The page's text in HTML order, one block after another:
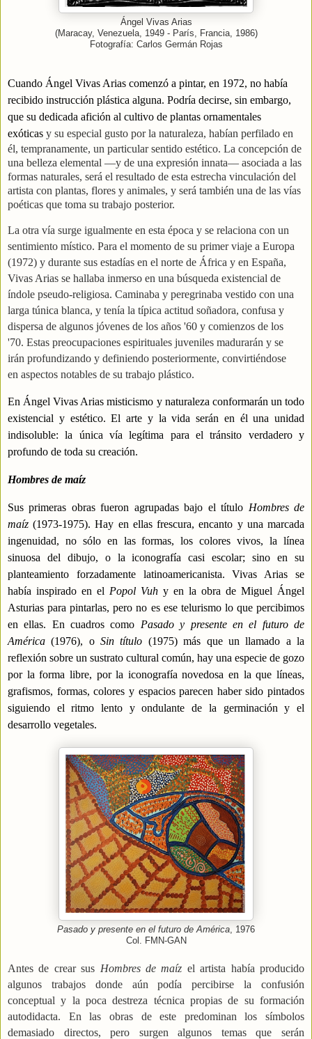
Ángel Vivas Arias
(Maracay, Venezuela, 1949 - París, Francia, 1986)
Fotografía: Carlos Germán Rojas
Cuando Ángel Vivas Arias comenzó a pintar, en 1972, no había
recibido instrucción plástica alguna. Podría decirse, sin embargo,
que su dedicada afición al cultivo de plantas ornamentales
exóticas y su especial gusto por la naturaleza, habían perfilado en
él, tempranamente, un particular sentido estético. La concepción de
una belleza elemental —y de una expresión innata— asociada a las
formas naturales, será el resultado de esta estrecha vinculación del
artista con plantas, flores y animales, y será también una de las vías
poéticas que toma su trabajo posterior.
La otra vía surge igualmente en esta época y se relaciona con un
sentimiento místico. Para el momento de su primer viaje a Europa
(1972) y durante sus estadías en el norte de África y en España,
Vivas Arias se hallaba inmerso en una búsqueda existencial de
índole pseudo-religiosa. Caminaba y peregrinaba vestido con una
larga túnica blanca, y tenía la típica actitud soñadora, confusa y
dispersa de algunos jóvenes de los años '60 y comienzos de los
'70. Estas preocupaciones espirituales juveniles madurarán y se
irán profundizando y definiendo posteriormente, convirtiéndose
en aspectos notables de su trabajo plástico.
En Ángel Vivas Ariasmisticismo y naturaleza conformarán un todo
existencial y estético. El arte y la vida serán en él una unidad
indisoluble: la única vía legítima para el tránsito verdadero y
profundo de toda su creación.
Hombres de maíz
Sus primeras obras fueron agrupadas bajo el título Hombres de
maíz (1973-1975). Hay en ellas frescura, encanto y una marcada
ingenuidad, no sólo en las formas, los colores vivos, la línea
sinuosa del dibujo, o la iconografía casi escolar; sino en su
planteamiento forzadamente latinoamericanista. Vivas Arias se
había inspirado en el Popol Vuh y en la obra de Miguel Ángel
Asturias para pintarlas, pero no es ese telurismo lo que percibimos
en ellas. En cuadros como Pasado y presente en el futuro de
América (1976), oSin título (1975) más que un llamado a la
reflexión sobre un sustrato cultural común, hay una especie de gozo
por la forma libre, por la iconografía novedosa en la que líneas,
grafismos, formas, colores y espacios parecen haber sido pintados
siguiendo el ritmo lento y ondulante de la germinación y el
desarrollo vegetales.
Pasado y presente en el futuro de América , 1976
Col. FMN-GAN
Antes de crear sus Hombres de maíz el artista había producido
algunos trabajos donde aún podía percibirse la confusión
conceptual y la poca destreza técnica propias de su formación
autodidacta. En las obras de este predominan los símbolos
demasiado directos, pero surgen algunos temas que serán